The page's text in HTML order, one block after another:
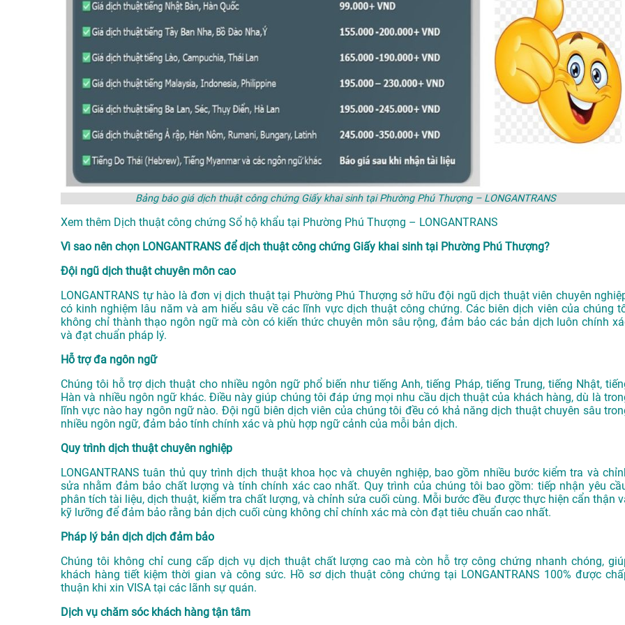
Bảng báo giá dịch thuật công chứng Giấy khai sinh tại Phường Phú Thượng – LONGANTRANS
Xem thêm Dịch thuật công chứng Sổ hộ khẩu tại Phường Phú Thượng – LONGANTRANS
Vì sao nên chọn LONGANTRANS để dịch thuật công chứng Giấy khai sinh tại Phường Phú Thượng?
Đội ngũ dịch thuật chuyên môn cao
LONGANTRANS tự hào là đơn vị dịch thuật tại Phường Phú Thượng sở hữu đội ngũ dịch thuật viên chuyên
có kinh nghiệm lâu năm và am hiểu sâu về các lĩnh vực dịch thuật công chứng. Các biên dịch viên của chúng
không chỉ thành thạo ngôn ngữ mà còn có kiến thức chuyên môn sâu rộng, đảm bảo các bản dịch luôn chính
và đạt chuẩn pháp lý.
Hỗ trợ đa ngôn ngữ
Chúng tôi hỗ trợ dịch thuật cho nhiều ngôn ngữ phổ biến như tiếng Anh, tiếng Pháp, tiếng Trung, tiếng Nhật,
Hàn và nhiều ngôn ngữ khác. Điều này giúp chúng tôi đáp ứng mọi nhu cầu dịch thuật của khách hàng, dù là
lĩnh vực nào hay ngôn ngữ nào. Đội ngũ biên dịch viên của chúng tôi đều có khả năng dịch thuật chuyên sâu
nhiều ngôn ngữ, đảm bảo tính chính xác và phù hợp ngữ cảnh của mỗi bản dịch.
Quy trình dịch thuật chuyên nghiệp
LONGANTRANS tuân thủ quy trình dịch thuật khoa học và chuyên nghiệp, bao gồm nhiều bước kiểm tra và
sửa nhằm đảm bảo chất lượng và tính chính xác cao nhất. Quy trình của chúng tôi bao gồm: tiếp nhận yêu
phân tích tài liệu, dịch thuật, kiểm tra chất lượng, và chỉnh sửa cuối cùng. Mỗi bước đều được thực hiện cẩn thận
kỹ lưỡng để đảm bảo rằng bản dịch cuối cùng không chỉ chính xác mà còn đạt tiêu chuẩn cao nhất.
Pháp lý bản dịch dịch đảm bảo
Chúng tôi không chỉ cung cấp dịch vụ dịch thuật chất lượng cao mà còn hỗ trợ công chứng nhanh chóng,
khách hàng tiết kiệm thời gian và công sức. Hồ sơ dịch thuật công chứng tại LONGANTRANS 100% được
thuận khi xin VISA tại các lãnh sự quán.
Dịch vụ chăm sóc khách hàng tận tâm